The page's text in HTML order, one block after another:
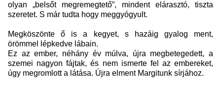
olyan „belsőt megremegtető”, mindent elárasztó, tiszta
szeretet. S már tudta hogy meggyógyult.
Megköszönte ő is a kegyet, s hazáig gyalog ment,
örömmel lépkedve lábain.
Ez az ember, néhány év múlva, újra megbetegedett, a
szemei nagyon fájtak, és nem ismerte fel az embereket,
úgy megromlott a látása. Újra elment Margitunk sírjához.